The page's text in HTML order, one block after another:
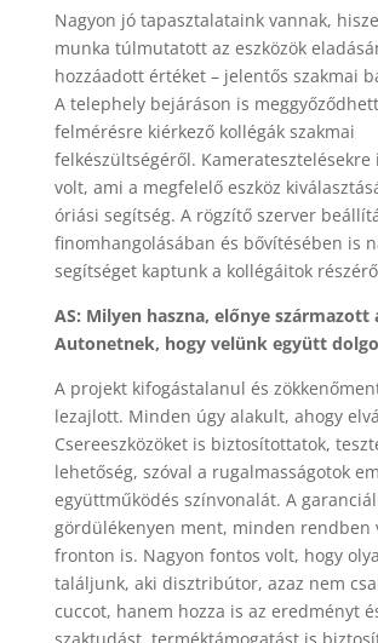
Nagyon jó tapasztalataink vannak,
munka túlmutatott az eszközök
hozzáadott értéket – jelentős szakmai
A telephely bejáráson is
felmérésre kiérkező kollégák szakmai
felkészültségéről. Kameratesztelésekre
volt, ami a megfelelő eszköz
óriási segítség. A rögzítő szerver
finomhangolásában és bővítésében is
segítséget kaptunk a kollégáitok
AS: Milyen haszna, előnye származott
Autonetnek, hogy velünk együtt
A projekt kifogástalanul és
lezajlott. Minden úgy alakult, ahogy
Csereeszközöket is biztosítottatok,
lehetőség, szóval a rugalmasságotok
együttműködés színvonalát. A
gördülékenyen ment, minden rendben
fronton is. Nagyon fontos volt, hogy
találjunk, aki disztribútor, azaz nem
cuccot, hanem hozza is az eredményt
szaktudást, terméktámogatást is